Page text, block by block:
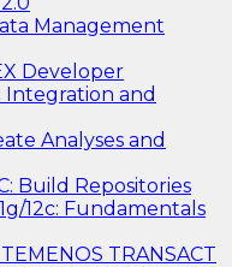
Management
Developer
Integration and
Analyses and
Build Repositories
12c: Fundamentals
TRANSACT